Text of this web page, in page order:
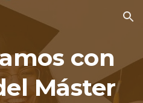
Skip to navigation
con
Máster